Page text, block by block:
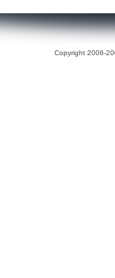
Copyright 2006-